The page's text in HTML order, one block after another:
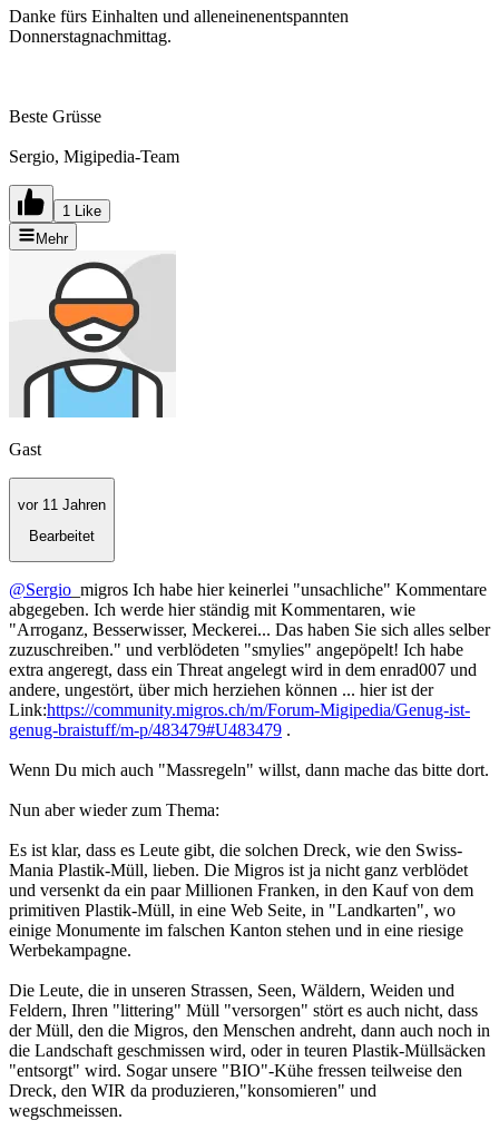
Danke fürs Einhalten und alleneinenentspannten
Donnerstagnachmittag.
Beste Grüsse
Sergio, Migipedia-Team
1 Like
Mehr
Gast
vor 11 Jahren
Bearbeitet
@Sergio _migros Ich habe hier keinerlei "unsachliche" Kommentare
abgegeben. Ich werde hier ständig mit Kommentaren, wie
"Arroganz, Besserwisser, Meckerei... Das haben Sie sich alles selber
zuzuschreiben." und verblödeten "smylies" angepöpelt! Ich habe
extra angeregt, dass ein Threat angelegt wird in dem enrad007 und
andere, ungestört, über mich herziehen können ... hier ist der
Link:https://community.migros.ch/m/Forum-Migipedia/Genug-ist-
genug-braistuff/m-p/483479#U483479 .
Wenn Du mich auch "Massregeln" willst, dann mache das bitte dort.
Nun aber wieder zum Thema:
Es ist klar, dass es Leute gibt, die solchen Dreck, wie den Swiss-
Mania Plastik-Müll, lieben. Die Migros ist ja nicht ganz verblödet
und versenkt da ein paar Millionen Franken, in den Kauf von dem
primitiven Plastik-Müll, in eine Web Seite, in "Landkarten", wo
einige Monumente im falschen Kanton stehen und in eine riesige
Werbekampagne.
Die Leute, die in unseren Strassen, Seen, Wäldern, Weiden und
Feldern, Ihren "littering" Müll "versorgen" stört es auch nicht, dass
der Müll, den die Migros, den Menschen andreht, dann auch noch in
die Landschaft geschmissen wird, oder in teuren Plastik-Müllsäcken
"entsorgt" wird. Sogar unsere "BIO"-Kühe fressen teilweise den
Dreck, den WIR da produzieren,"konsomieren" und
wegschmeissen.